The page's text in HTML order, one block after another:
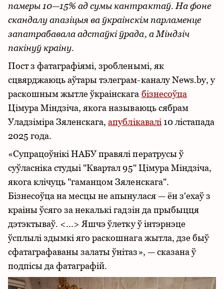
памеры 10—15% ад сумы кантрактаў. На фоне
скандалу апазіцыя ва ўкраінскім парламенце
запатрабавала адстаўкі ўрада, а Міндзіч
пакінуў краіну.
Пост з фатаграфіямі, зробленымі, як
сцвярджаюць аўтары тэлеграм-каналу News.by, у
раскошным жытле ўкраінскага бізнесоўца
Цімура Міндзіча, якога называюць сябрам
Уладзіміра Зяленскага,апублікавалі 10 лістапада
2025 года.
«Супрацоўнікі НАБУ правялі ператрусы ў
суўласніка студыі "Квартал 95" Цімура Міндзіча,
якога клічуць "гаманцом Зяленскага".
Бізнесоўца на месцы не апынулася — ён з'ехаў з
краіны ўсяго за некалькі гадзін да прыбыцця
дэтэктываў. <...> Яшчэ ўлетку ў інтэрнэце
ўсплылі здымкі яго раскошнага жытла, дзе быў
сфатаграфаваны залаты ўнітаз», — сказана ў
подпісы да фатаграфій.